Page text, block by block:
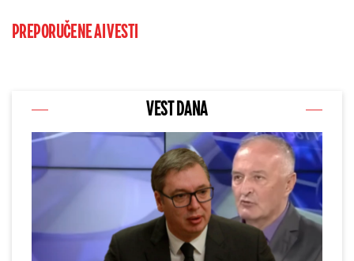
PREPORUČENE AI VESTI
VEST DANA